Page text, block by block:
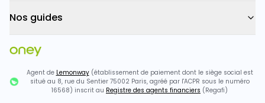
Nos guides
Agent de Lemonway(établissement de paiement dont le siège social est
situé au 8, rue du Sentier 75002 Paris, agréé par l'ACPR sous le numéro
16568) inscrit au Registre des agents financiers (Regafi)